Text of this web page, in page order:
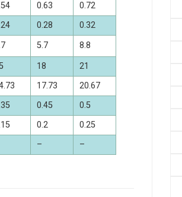
0.63
0.72
0.28
0.32
5.7 8.8
18
21
17.73 20.67
0.45
0.5
0.2
0.25
– –